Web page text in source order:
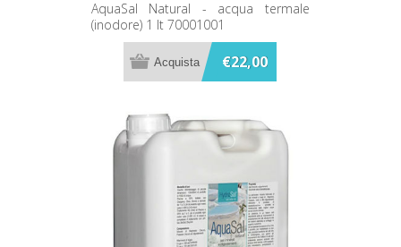
70001001
AquaSal Natural - acqua termale
(inodore) 1 lt 70001001
€22,00